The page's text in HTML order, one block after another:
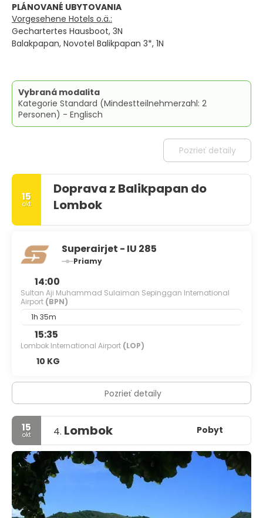
PLÁNOVANÉ UBYTOVANIA
Vorgesehene Hotels o.ä.:
Gechartertes Hausboot, 3N
Balakpapan, Novotel Balikpapan 3*, 1N
Vybraná modalita
Kategorie Standard (Mindestteilnehmerzahl: 2
Personen) - Englisch
Pozrieť detaily
15
okt
Doprava z Balikpapan do
Lombok
Superairjet - IU 285
Priamy
14:00
Sultan Aji Muhammad Sulaiman Sepinggan International
Airport (BPN)
1h 35m
15:35
Lombok International Airport (LOP)
10 KG
Pozrieť detaily
15
okt 4. Lombok Pobyt